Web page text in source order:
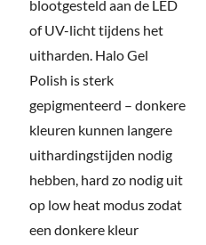
blootgesteld aan de LED
of UV-licht tijdens het
uitharden. Halo Gel
Polish is sterk
gepigmenteerd – donkere
kleuren kunnen langere
uithardingstijden nodig
hebben, hard zo nodig uit
op low heat modus zodat
een donkere kleur